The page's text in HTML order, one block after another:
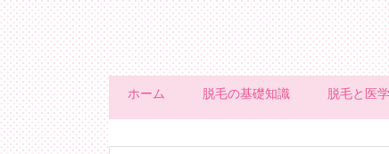
ホーム 脱毛の基礎知識 脱毛と医学